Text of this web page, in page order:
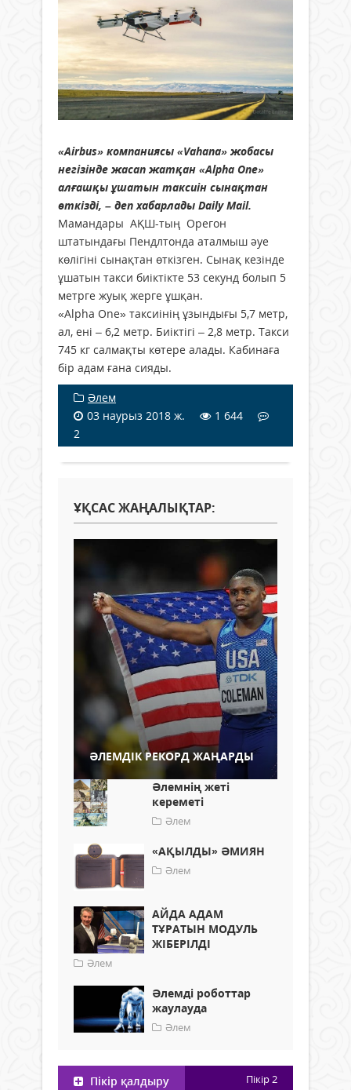
«Airbus» компаниясы «Vahana» жобасы
негізінде жасап жатқан «Alpha One»
алғашқы ұшатын таксиін сынақтан
өткізді, – деп хабарлады Daily Mail.
Мамандары АҚШ-тың Орегон
штатындағы Пендлтонда аталмыш әуе
көлігіні сынақтан өткізген. Сынақ кезінде
ұшатын такси биіктікте 53 секунд болып 5
метрге жуық жерге ұшқан.
«Alpha One» таксиінің ұзындығы 5,7 метр,
ал, ені – 6,2 метр. Биіктігі – 2,8 метр. Такси
745 кг салмақты көтере алады. Кабинаға
бір адам ғана сияды.
Әлем
03 наурыз 2018 ж.
1 644
2
ҰҚСАС ЖАҢАЛЫҚТАР:
ӘЛЕМДІК РЕКОРД ЖАҢАРДЫ
Әлемнің жеті
кереметі
Әлем
«АҚЫЛДЫ» ӘМИЯН
Әлем
АЙДА АДАМ
ТҰРАТЫН МОДУЛЬ
ЖІБЕРІЛДІ
Әлем
Әлемді роботтар
жаулауда
Әлем
Пікір қалдыру Пікір2